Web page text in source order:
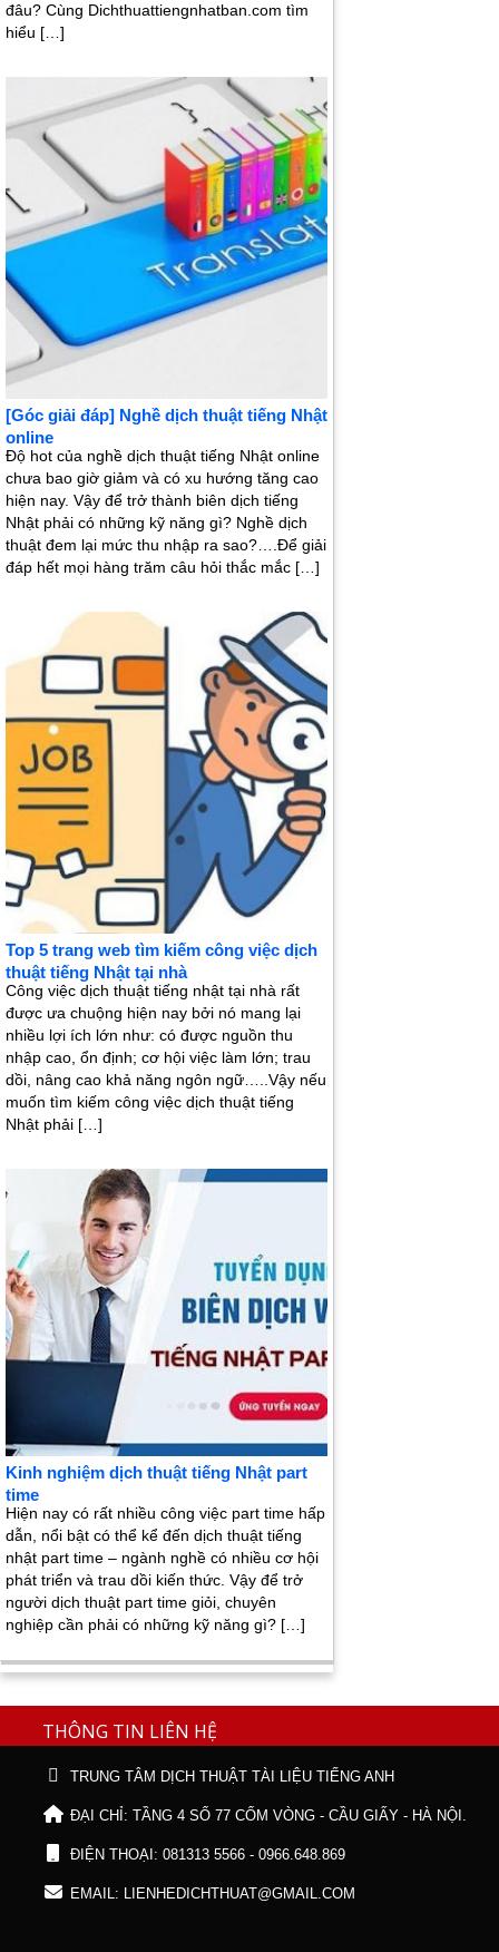
đâu? Cùng Dichthuattiengnhatban.com tìm
hiểu […]
[Góc giải đáp] Nghề dịch thuật tiếng Nhật
online
Độ hot của nghề dịch thuật tiếng Nhật online
chưa bao giờ giảm và có xu hướng tăng cao
hiện nay. Vậy để trở thành biên dịch tiếng
Nhật phải có những kỹ năng gì? Nghề dịch
thuật đem lại mức thu nhập ra sao?….Để giải
đáp hết mọi hàng trăm câu hỏi thắc mắc […]
Top 5 trang web tìm kiếm công việc dịch
thuật tiếng Nhật tại nhà
Công việc dịch thuật tiếng nhật tại nhà rất
được ưa chuộng hiện nay bởi nó mang lại
nhiều lợi ích lớn như: có được nguồn thu
nhập cao, ổn định; cơ hội việc làm lớn; trau
dồi, nâng cao khả năng ngôn ngữ…..Vậy nếu
muốn tìm kiếm công việc dịch thuật tiếng
Nhật phải […]
Kinh nghiệm dịch thuật tiếng Nhật part
time
Hiện nay có rất nhiều công việc part time hấp
dẫn, nổi bật có thể kể đến dịch thuật tiếng
nhật part time – ngành nghề có nhiều cơ hội
phát triển và trau dồi kiến thức. Vậy để trở
người dịch thuật part time giỏi, chuyên
nghiệp cần phải có những kỹ năng gì? […]
THÔNG TIN LIÊN HỆ
TRUNG TÂM DỊCH THUẬT TÀI LIỆU TIẾNG ANH
ĐẠI CHỈ: TẦNG 4 SỐ 77 CỐM VÒNG - CẦU GIẤY - HÀ NỘI.
ĐIỆN THOẠI: 081313 5566 - 0966.648.869
EMAIL: LIENHEDICHTHUAT@GMAIL.COM